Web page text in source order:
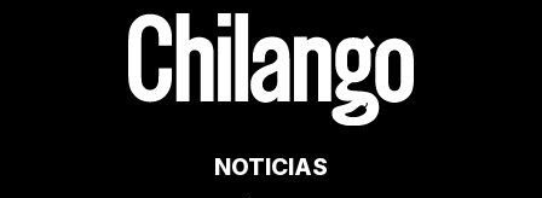
NOTICIAS